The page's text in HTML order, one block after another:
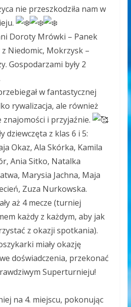
nie przeszkodziła nam w
Doroty Mrówki – Panek
Niedomic, Mokrzysk –
Gospodarzami były 2
w fantastycznej
rywalizacja, ale również
znajomości i przyjaźnie.
dziewczęta z klas 6 i 5:
Okaz, Ala Skórka, Kamila
Ania Sitko, Natalka
Marysia Jachna, Maja
Zuza Nurkowska.
aż 4 mecze (turniej
każdy z każdym, aby jak
z okazji spotkania).
miały okazję
doświadczenia, przekonać
Superturnieju!
na 4. miejscu, pokonując